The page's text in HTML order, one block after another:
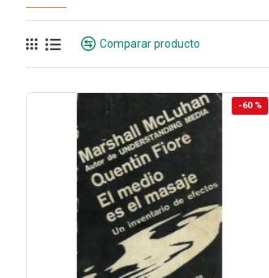
Comparar producto
-60 %